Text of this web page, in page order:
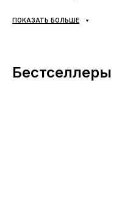
поверхностях. Эта
Сезонность: может
ПОКАЗАТЬ БОЛЬШЕ
Бестселлеры